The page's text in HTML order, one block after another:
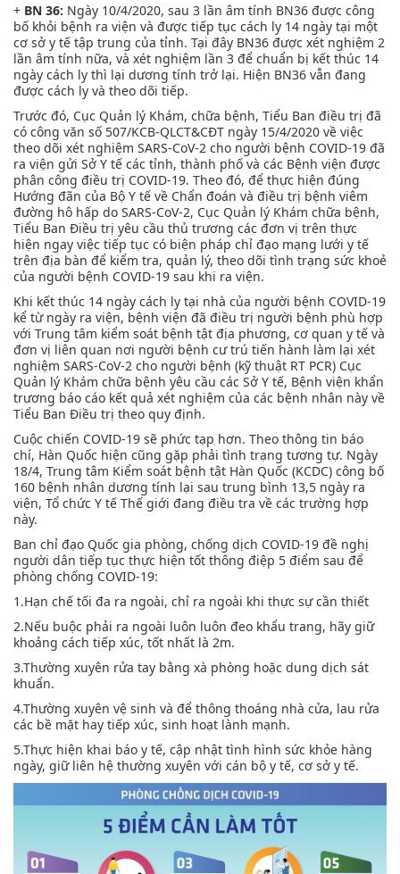
+ BN 36: Ngày 10/4/2020, sau 3 lần âm tính BN36 được công
bố khỏi bệnh ra viện và được tiếp tục cách ly 14 ngày tại một
cơ sở y tế tập trung của tỉnh. Tại đây BN36 được xét nghiệm 2
lần âm tính nữa, và xét nghiệm lần 3 để chuẩn bị kết thúc 14
ngày cách ly thì lại dương tính trở lại. Hiện BN36 vẫn đang
được cách ly và theo dõi tiếp.
Trước đó, Cục Quản lý Khám, chữa bệnh, Tiểu Ban điều trị đã
có công văn số 507/KCB-QLCT&CĐT ngày 15/4/2020 về việc
theo dõi xét nghiệm SARS-CoV-2 cho người bệnh COVID-19 đã
ra viện gửi Sở Y tế các tỉnh, thành phố và các Bệnh viện được
phân công điều trị COVID-19. Theo đó, để thực hiện đúng
Hướng đãn của Bộ Y tế về Chẩn đoán và điều trị bệnh viêm
đường hô hấp do SARS-CoV-2, Cục Quản lý Khám chữa bệnh,
Tiểu Ban Điều trị yêu cầu thủ trương các đơn vị trên thực
hiện ngay việc tiếp tục có biện pháp chỉ đạo mạng lưới y tế
trên địa bàn để kiểm tra, quản lý, theo dõi tình trạng sức khoẻ
của người bệnh COVID-19 sau khi ra viện.
Khi kết thúc 14 ngày cách ly tại nhà của người bệnh COVID-19
kể từ ngày ra viện, bệnh viện đã điều trị người bệnh phù hợp
với Trung tâm kiểm soát bệnh tật địa phương, cơ quan y tế và
đơn vị liên quan nơi người bệnh cư trú tiến hành làm lại xét
nghiệm SARS-CoV-2 cho người bệnh (kỹ thuật RT PCR) Cục
Quản lý Khám chữa bệnh yêu cầu các Sở Y tế, Bệnh viện khẩn
trương báo cáo kết quả xét nghiệm của các bệnh nhân này về
Tiểu Ban Điều trị theo quy định.
Cuộc chiến COVID-19 sẽ phức tạp hơn. Theo thông tin báo
chí, Hàn Quốc hiện cũng gặp phải tình trạng tương tự. Ngày
18/4, Trung tâm Kiểm soát bệnh tật Hàn Quốc (KCDC) công bố
160 bệnh nhân dương tính lại sau trung bình 13,5 ngày ra
viện, Tổ chức Y tế Thế giới đang điều tra về các trường hợp
này.
Ban chỉ đạo Quốc gia phòng, chống dịch COVID-19 đề nghị
người dân tiếp tục thực hiện tốt thông điệp 5 điểm sau để
phòng chống COVID-19:
1.Hạn chế tối đa ra ngoài, chỉ ra ngoài khi thực sự cần thiết
2.Nếu buộc phải ra ngoài luôn luôn đeo khẩu trang, hãy giữ
khoảng cách tiếp xúc, tốt nhất là 2m.
3.Thường xuyên rửa tay bằng xà phòng hoặc dung dịch sát
khuẩn.
4.Thường xuyên vệ sinh và để thông thoáng nhà cửa, lau rửa
các bề mặt hay tiếp xúc, sinh hoạt lành mạnh.
5.Thực hiện khai báo y tế, cập nhật tình hình sức khỏe hàng
ngày, giữ liên hệ thường xuyên với cán bộ y tế, cơ sở y tế.